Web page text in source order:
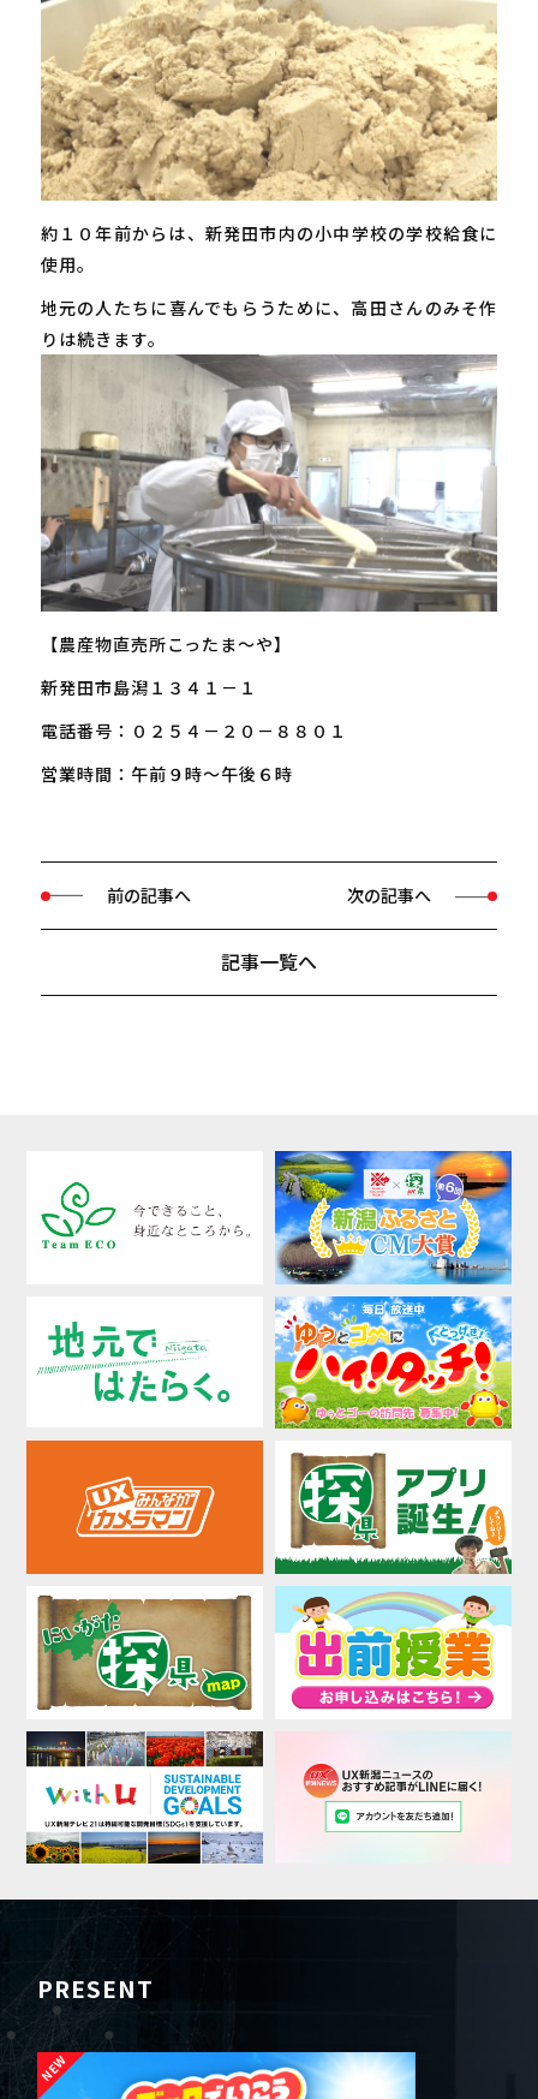
約１０年前からは、新発田市内の小中学校の学校給食に
使用。
地元の人たちに喜んでもらうために、高田さんのみそ作
りは続きます。
【農産物直売所こったま～や】
新発田市島潟１３４１－１
電話番号：０２５４－２０－８８０１
営業時間：午前９時～午後６時
前の記事へ
記事一覧へ
次の記事へ
PRESENT